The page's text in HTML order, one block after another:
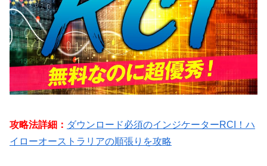
攻略法詳細： ダウンロード必須のインジケーターRCI！ハ
イローオーストラリアの順張りを攻略